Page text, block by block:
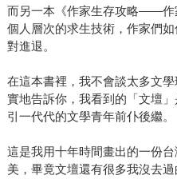
而另一本《作家生存攻略——作
個人層次的求生技術，作家們
對進退。
在這本書裡，我不會談太多文
實地告訴你，我看到的「文壇
引一代代的文學青年前仆後繼。
這是我用十年時間畫出的一份
美，畢竟文壇還有很多我沒去